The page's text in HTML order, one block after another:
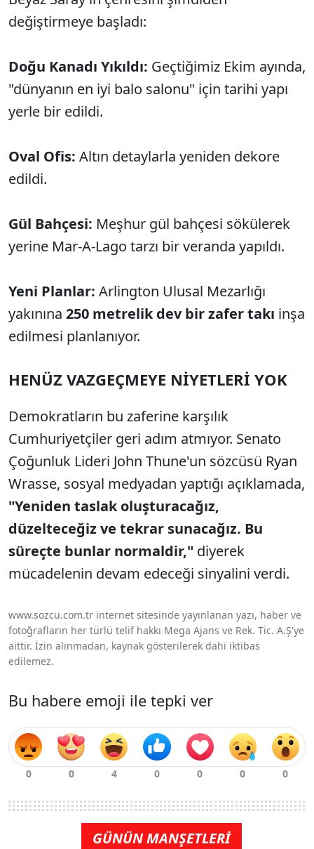
değiştirmeye başladı:
Doğu Kanadı Yıkıldı: Geçtiğimiz Ekim ayında,
"dünyanın en iyi balo salonu" için tarihi yapı
yerle bir edildi.
Oval Ofis: Altın detaylarla yeniden dekore
edildi.
Gül Bahçesi: Meşhur gül bahçesi sökülerek
yerine Mar-A-Lago tarzı bir veranda yapıldı.
Yeni Planlar: Arlington Ulusal Mezarlığı
yakınına 250 metrelik dev bir zafer takı inşa
edilmesi planlanıyor.
HENÜZ VAZGEÇMEYE NİYETLERİ YOK
Demokratların bu zaferine karşılık
Cumhuriyetçiler geri adım atmıyor. Senato
Çoğunluk Lideri John Thune'un sözcüsü Ryan
Wrasse, sosyal medyadan yaptığı açıklamada,
"Yeniden taslak oluşturacağız,
düzelteceğiz ve tekrar sunacağız. Bu
süreçte bunlar normaldir," diyerek
mücadelenin devam edeceği sinyalini verdi.
www.sozcu.com.tr internet sitesinde yayınlanan yazı, haber ve
fotoğrafların her türlü telif hakkı Mega Ajans ve Rek. Tic. A.Ş'ye
aittir. İzin alınmadan, kaynak gösterilerek dahi iktibas
edilemez.
Bu habere emoji ile tepki ver
GÜNÜN MANŞETLERİ